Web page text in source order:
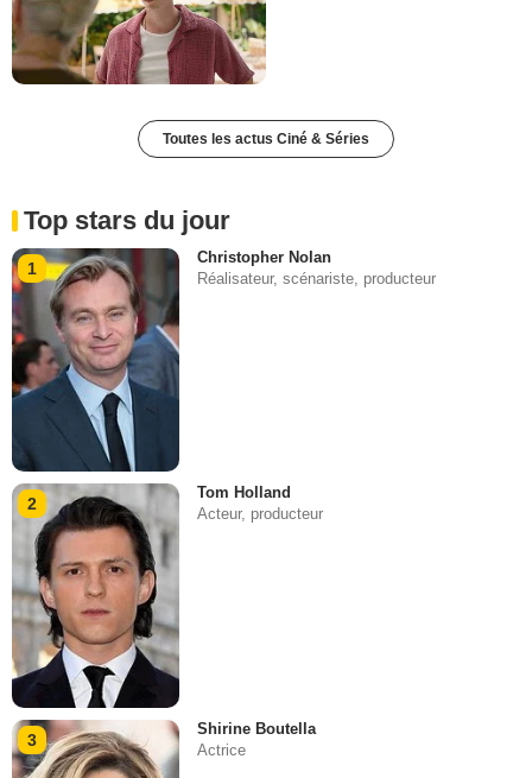
Toutes les actus Ciné & Séries
Top stars du jour
1
Christopher Nolan
Réalisateur, scénariste, producteur
2
Tom Holland
Acteur, producteur
3
Shirine Boutella
Actrice